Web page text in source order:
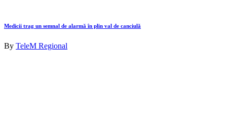
Medicii trag un semnal de alarmă în plin val de canciulă
By TeleM Regional